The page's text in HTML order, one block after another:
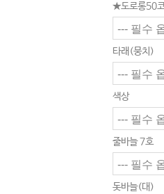
★도로롱50
타래(뭉치)
색상
줄바늘 7호
돗바늘(대)